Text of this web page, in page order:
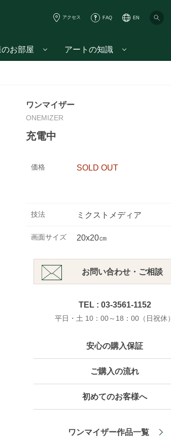
アクセス FAQ
EN
お部屋 アートの知識
ワンマイザー
ONEMIZER
充電中
価格 SOLD OUT
技法 ミクストメディア
画面サイズ 20x20㎝
お問い合わせ・ご相談
TEL : 03-3561-1152
平日・土 10：00～18：00（日祝休）
安心の購入保証
ご購入の流れ
初めてのお客様へ
ワンマイザー作品一覧